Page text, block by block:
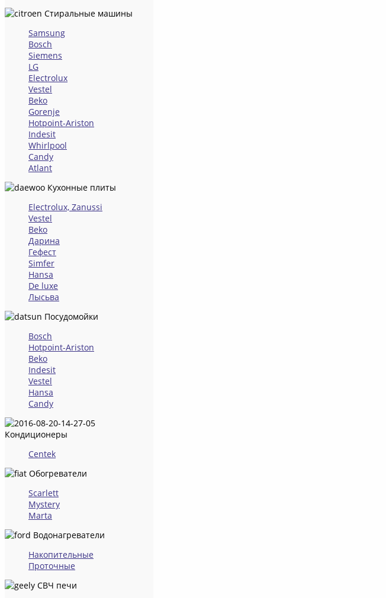
Стиральные машины
Samsung
Bosch
Siemens
LG
Electrolux
Vestel
Beko
Gorenje
Hotpoint-Ariston
Indesit
Whirlpool
Candy
Atlant
Кухонные плиты
Electrolux, Zanussi
Vestel
Beko
Дарина
Гефест
Simfer
Hansa
De luxe
Лысьва
Посудомойки
Bosch
Hotpoint-Ariston
Beko
Indesit
Vestel
Hansa
Candy
Кондиционеры
Centek
Обогреватели
Scarlett
Mystery
Marta
Водонагреватели
Накопительные
Проточные
СВЧ печи